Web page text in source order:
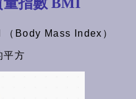
（Body Mass Index）
平方